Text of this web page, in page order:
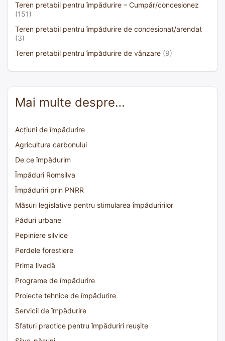
Teren pretabil pentru împădurire – Cumpăr/concesionez
(151)
Teren pretabil pentru împădurire de concesionat/arendat
(3)
Teren pretabil pentru împădurire de vânzare (9)
Mai multe despre…
Acțiuni de împădurire
Agricultura carbonului
De ce împădurim
Împăduri Romsilva
Împăduriri prin PNRR
Măsuri legislative pentru stimularea împăduririlor
Păduri urbane
Pepiniere silvice
Perdele forestiere
Prima livadă
Programe de împădurire
Proiecte tehnice de împădurire
Servicii de împădurire
Sfaturi practice pentru împăduriri reușite